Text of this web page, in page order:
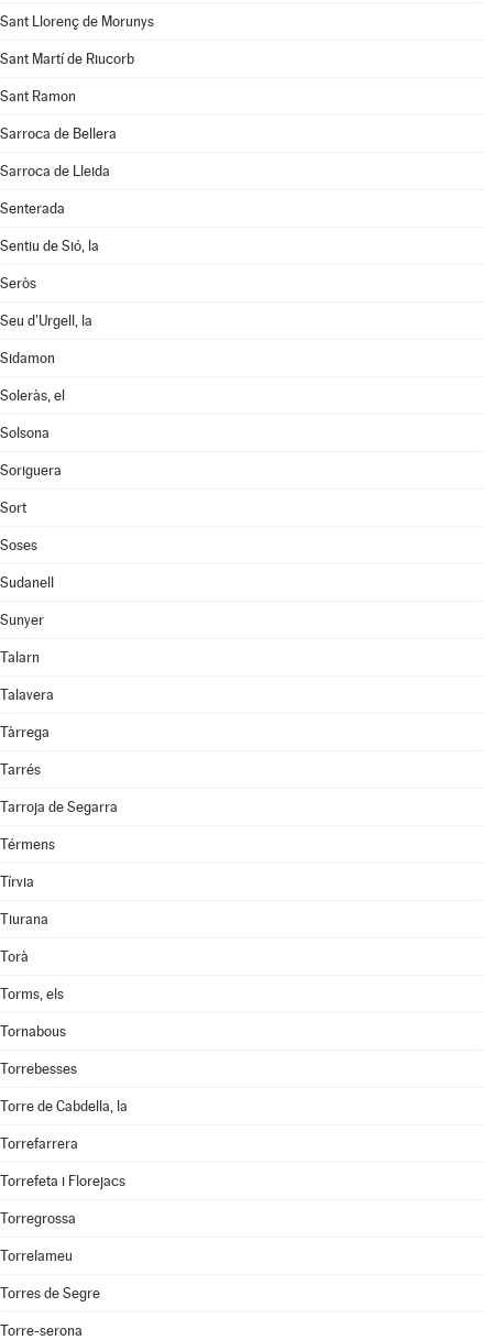
Sant Llorenç de Morunys
Sant Martí de Riucorb
Sant Ramon
Sarroca de Bellera
Sarroca de Lleida
Senterada
Sentiu de Sió, la
Seròs
Seu d'Urgell, la
Sidamon
Soleràs, el
Solsona
Soriguera
Sort
Soses
Sudanell
Sunyer
Talarn
Talavera
Tàrrega
Tarrés
Tarroja de Segarra
Térmens
Tírvia
Tiurana
Torà
Torms, els
Tornabous
Torrebesses
Torre de Cabdella, la
Torrefarrera
Torrefeta i Florejacs
Torregrossa
Torrelameu
Torres de Segre
Torre-serona